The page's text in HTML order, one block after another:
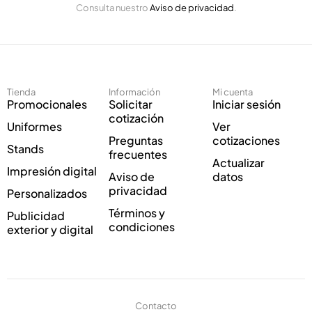
o
r
r
o
C
r
r
o
c
n
i
c
o
*
Consulta nuestroAviso de privacidad.
Tienda
Promocionales
Uniformes
Stands
Impresión digital
Personalizados
Publicidad
exterior y digital
Información
Solicitar
cotización
Preguntas
frecuentes
Aviso de
privacidad
Términos y
condiciones
Mi cuenta
Iniciar sesión
Ver
cotizaciones
Actualizar
datos
Contacto